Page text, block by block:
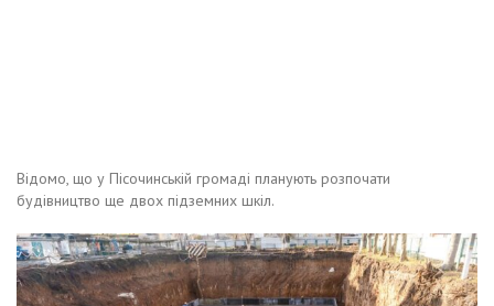
Відомо, що у Пісочинській громаді планують розпочати
будівництво ще двох підземних шкіл.